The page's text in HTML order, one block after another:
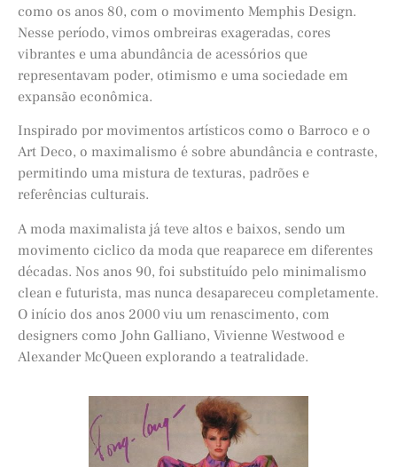
como os anos 80, com o movimento Memphis Design.
Nesse período, vimos ombreiras exageradas, cores
vibrantes e uma abundância de acessórios que
representavam poder, otimismo e uma sociedade em
expansão econômica.
Inspirado por movimentos artísticos como o Barroco e o
Art Deco, o maximalismo é sobre abundância e contraste,
permitindo uma mistura de texturas, padrões e
referências culturais.
A moda maximalista já teve altos e baixos, sendo um
movimento ciclico da moda que reaparece em diferentes
décadas. Nos anos 90, foi substituído pelo minimalismo
clean e futurista, mas nunca desapareceu completamente.
O início dos anos 2000 viu um renascimento, com
designers como John Galliano, Vivienne Westwood e
Alexander McQueen explorando a teatralidade.